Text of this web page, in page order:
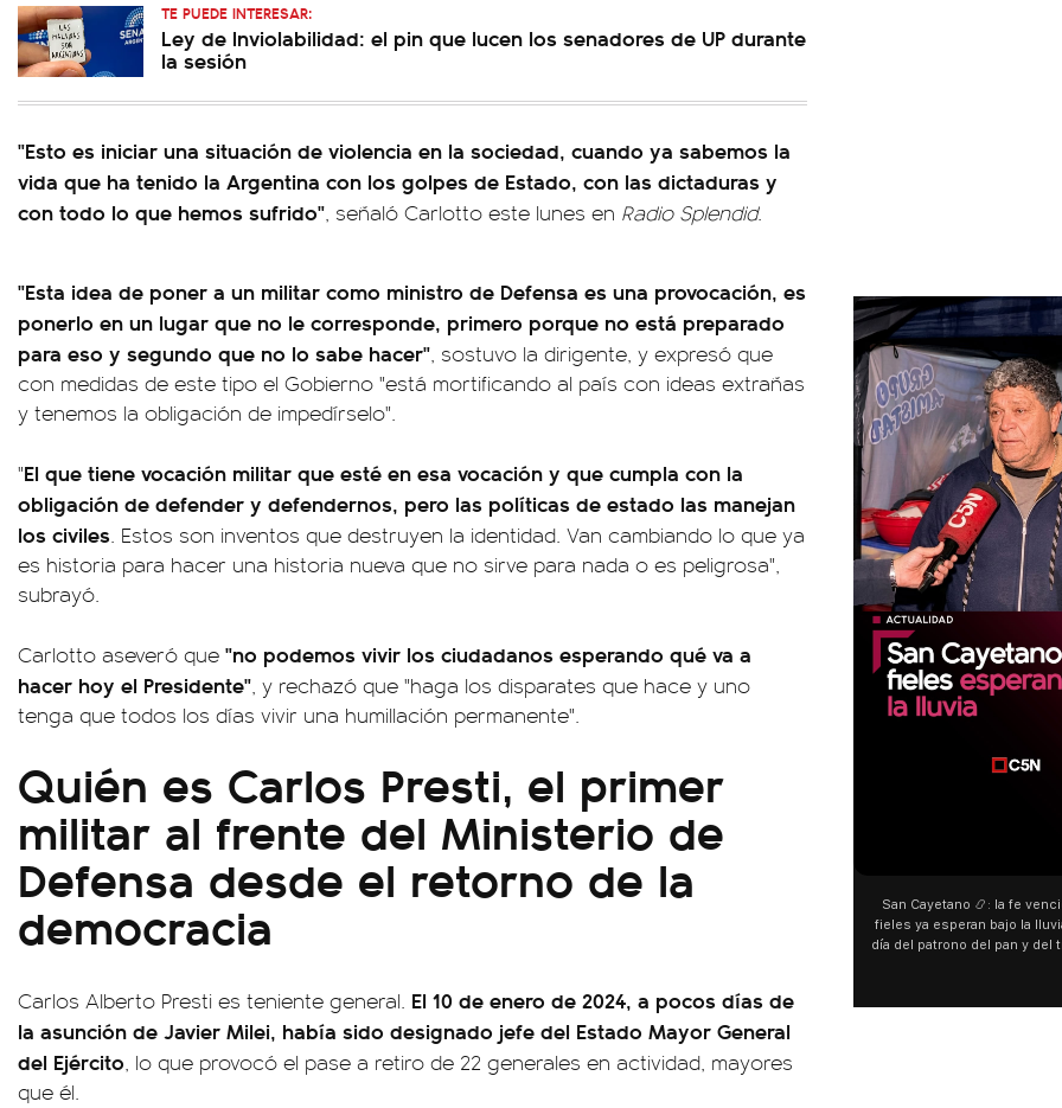
TE PUEDE INTERESAR:
Ley de Inviolabilidad: el pin que lucen los senadores de UP durante
la sesión
"Esto es iniciar una situación de violencia en la sociedad, cuando ya sabemos la
vida que ha tenido la Argentina con los golpes de Estado, con las dictaduras y
con todo lo que hemos sufrido", señaló Carlotto este lunes en Radio Splendid.
"Esta idea de poner a un militar como ministro de Defensa es una provocación, es
ponerlo en un lugar que no le corresponde, primero porque no está preparado
para eso y segundo que no lo sabe hacer", sostuvo la dirigente, y expresó que
con medidas de este tipo el Gobierno "está mortificando al país con ideas extrañas
y tenemos la obligación de impedírselo".
"El que tiene vocación militar que esté en esa vocación y que cumpla con la
obligación de defender y defendernos, pero las políticas de estado las manejan
los civiles. Estos son inventos que destruyen la identidad. Van cambiando lo que ya
es historia para hacer una historia nueva que no sirve para nada o es peligrosa",
subrayó.
Carlotto aseveró que "no podemos vivir los ciudadanos esperando qué va a
hacer hoy el Presidente", y rechazó que "haga los disparates que hace y uno
tenga que todos los días vivir una humillación permanente".
Quién es Carlos Presti, el primer
militar al frente del Ministerio de
Defensa desde el retorno de la
democracia
Carlos Alberto Presti es teniente general. El 10 de enero de 2024, a pocos días de
la asunción de Javier Milei, había sido designado jefe del Estado Mayor General
del Ejército, lo que provocó el pase a retiro de 22 generales en actividad, mayores
que él.
San Cayetano 📿: la fe venció al
fieles ya esperan bajo la lluvia ➡️ A
día del patrono del pan y del trabajo,